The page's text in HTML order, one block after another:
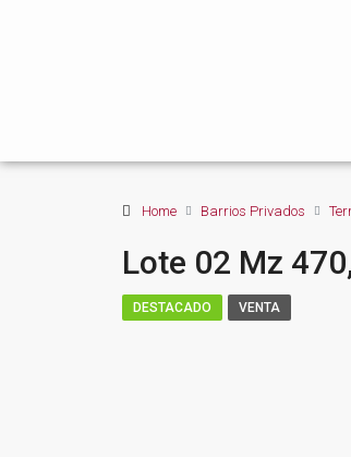
Home Barrios Privados
Lote 02 Mz
DESTACADO VENTA